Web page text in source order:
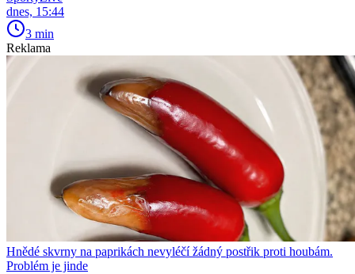
dnes, 15:44
3 min
Reklama
Hnědé skvrny na paprikách nevyléčí žádný postřik proti houbám.
Problém je jinde